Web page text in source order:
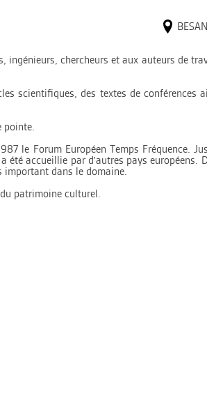
ingénieurs, chercheurs et aux auteurs de
scientifiques, des textes de conférences
le Forum Européen Temps Fréquence.
accueillie par d'autres pays européens.
important dans le domaine.
patrimoine culturel.